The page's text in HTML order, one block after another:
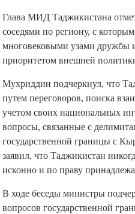
Глава МИД Таджикистана
соседями по региону, с
многовековыми узами дружбы и
приоритетом внешней
Мухриддин подчеркнул, что
путем переговоров, поиска
учетом своих национальных
вопросы, связанные с
государственной границы c
заявил, что Таджикистан
исконно и по праву
В ходе беседы министры
вопросов государственной